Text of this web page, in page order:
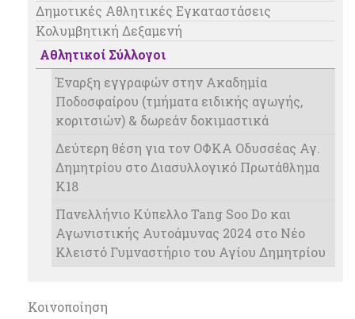
Δημοτικές Αθλητικές Εγκαταστάσεις
Κολυμβητική Δεξαμενή
Αθλητικοί Σύλλογοι
Έναρξη εγγραφών στην Ακαδημία
Ποδοσφαίρου (τμήματα ειδικής αγωγής,
κοριτσιών) & δωρεάν δοκιμαστικά
Δεύτερη θέση για τον ΟΦΚΑ Οδυσσέας Αγ.
Δημητρίου στο Διασυλλογικό Πρωτάθλημα
Κ18
Πανελλήνιο Κύπελλο Tang Soo Do και
Αγωνιστικής Αυτοάμυνας 2024 στο Νέο
Κλειστό Γυμναστήριο του Αγίου Δημητρίου
Κοινοποίηση